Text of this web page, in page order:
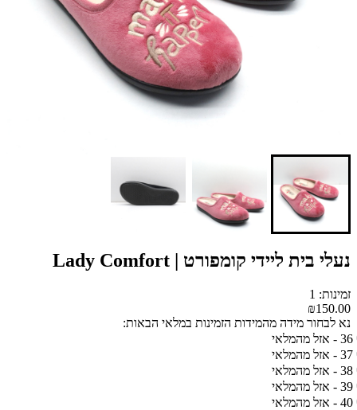
נעלי בית ליידי קומפורט | Lady Comfort
זמינות: 1
₪150.00
נא לבחור מידה מהמידות הזמינות במלאי הבאות:
36 - אזל מהמלאי
37 - אזל מהמלאי
38 - אזל מהמלאי
39 - אזל מהמלאי
40 - אזל מהמלאי